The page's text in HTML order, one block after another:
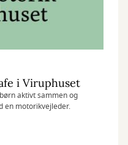
i Viruphuset
aktivt sammen og
en motorikvejleder.